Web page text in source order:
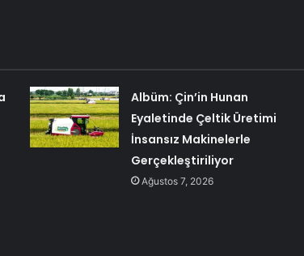
Albüm: Çin’in Hunan
Eyaletinde Çeltik Üretimi
İnsansız Makinelerle
Gerçekleştiriliyor
Ağustos 7, 2026